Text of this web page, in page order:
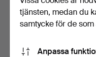
tjänsten, medan du
samtycke för de
Anpassa